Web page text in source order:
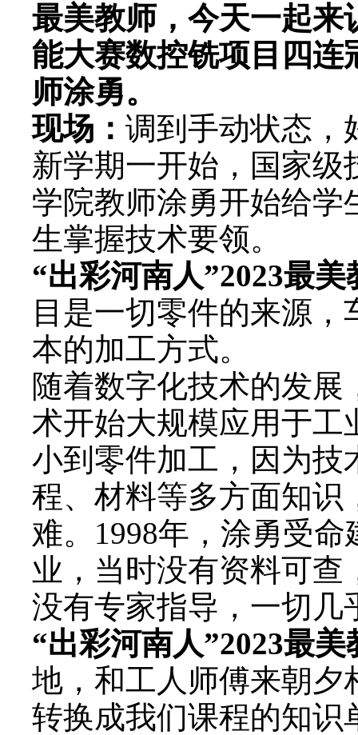
最美教师，今天一起来
能大赛数控铣项目四连
师涂勇。
现场： 调到手动状态，
新学期一开始，国家
学院教师涂勇开始给学
生掌握技术要领。
“出彩河南人”2023最
目是一切零件的来源
本的加工方式。
随着数字化技术的发
术开始大规模应用于工
小到零件加工，因为技
程、材料等多方面知识
难。1998年，涂勇受
业，当时没有资料可
没有专家指导，一切几
“出彩河南人”2023最
地，和工人师傅来朝夕
转换成我们课程的知识